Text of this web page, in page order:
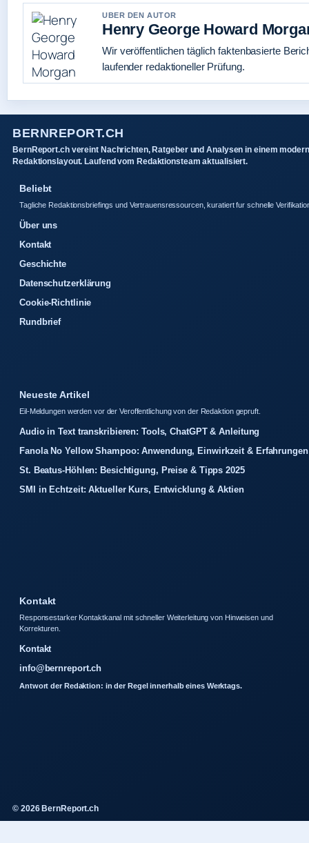
UBER DEN AUTOR
Henry George Howard
Wir veröffentlichen täglich faktenbasierte
laufender redaktioneller Prüfung.
BERNREPORT.CH
BernReport.ch vereint Nachrichten, Ratgeber und Analysen in einem
Redaktionslayout. Laufend vom Redaktionsteam aktualisiert.
Beliebt
Tagliche Redaktionsbriefings und Vertrauensressourcen, kuratiert fur schnelle
Über uns
Kontakt
Geschichte
Datenschutzerklärung
Cookie-Richtlinie
Rundbrief
Neueste Artikel
Eil-Meldungen werden vor der Veroffentlichung von der Redaktion gepruft.
Audio in Text transkribieren: Tools, ChatGPT & Anleitung
Fanola No Yellow Shampoo: Anwendung, Einwirkzeit & Erfahrungen
St. Beatus-Höhlen: Besichtigung, Preise & Tipps 2025
SMI in Echtzeit: Aktueller Kurs, Entwicklung & Aktien
Kontakt
Responsestarker Kontaktkanal mit schneller Weiterleitung von Hinweisen und
Korrekturen.
Kontakt
info@bernreport.ch
Antwort der Redaktion: in der Regel innerhalb eines Werktags.
© 2026 BernReport.ch